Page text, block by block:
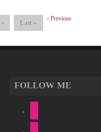
‹ Previous
› Last »
FOLLOW ME